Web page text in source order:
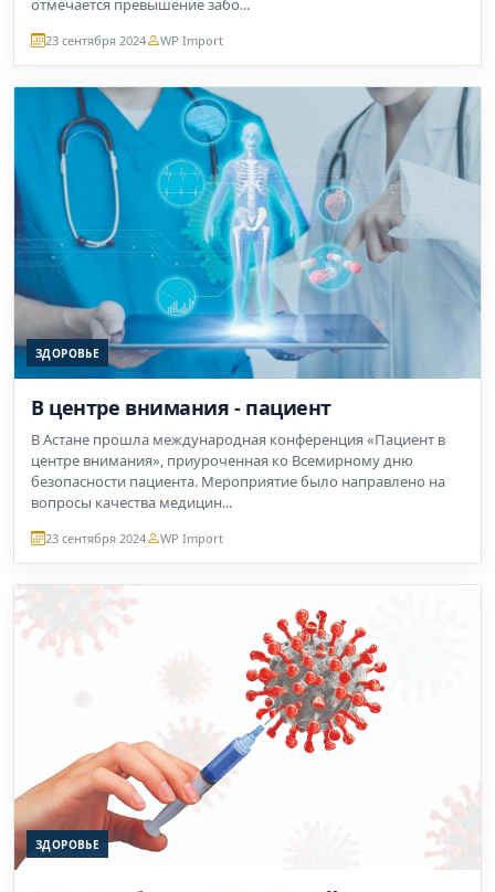
отмечается превышение забо...
23 сентября 2024 WP Import
ЗДОРОВЬЕ
В центре внимания - пациент
В Астане прошла международная конференция «Пациент в
центре внимания», приуроченная ко Всемирному дню
безопасности пациента. Мероприятие было направлено на
вопросы качества медицин...
23 сентября 2024 WP Import
ЗДОРОВЬЕ